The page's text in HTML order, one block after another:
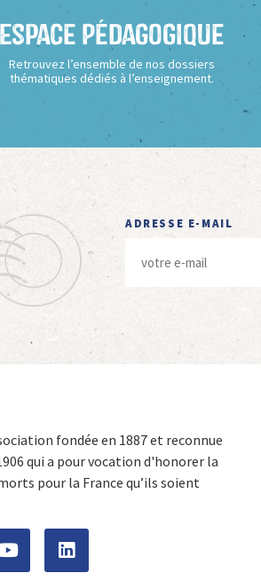
Espace Pédagogique
Retrouvez l’ensemble de nos dossiers
thématiques dédiés à l’enseignement.
ADRESSE E-MAIL
fondée en 1887 et reconnue
qui a pour vocation d'honorer la
pour la France qu’ils soient